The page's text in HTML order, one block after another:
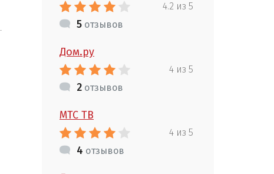
4.2 из 5
5 отзывов
Дом.ру
4 из 5
2 отзывов
МТС ТВ
4 из 5
4 отзывов